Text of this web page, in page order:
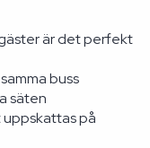
är det perfekt
buss
säten
på